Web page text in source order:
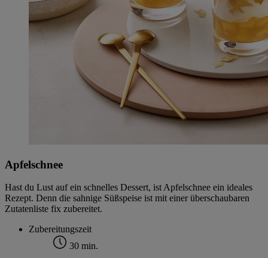
Apfelschnee
Hast du Lust auf ein schnelles Dessert, ist Apfelschnee ein ideales
Rezept. Denn die sahnige Süßspeise ist mit einer überschaubaren
Zutatenliste fix zubereitet.
Zubereitungszeit
30 min.